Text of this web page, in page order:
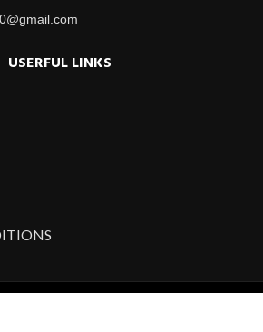
USERFUL LINKS